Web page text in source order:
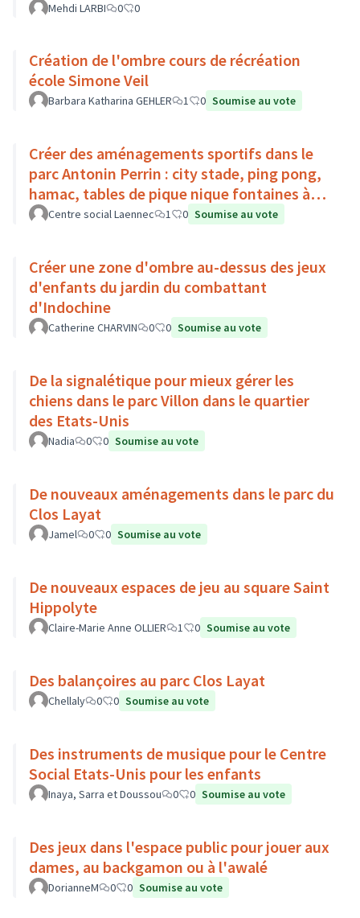
Mehdi LARBI 0 0
Création de l'ombre cours de récréation
école Simone Veil
Barbara Katharina GEHLER 1 0 Soumise au vote
Créer des aménagements sportifs dans le
parc Antonin Perrin : city stade, ping pong,
hamac, tables de pique nique fontaines à
eau toilettes publiques
Centre social Laennec 1 0 Soumise au vote
Créer une zone d'ombre au-dessus des jeux
d'enfants du jardin du combattant
d'Indochine
Catherine CHARVIN 0 0 Soumise au vote
De la signalétique pour mieux gérer les
chiens dans le parc Villon dans le quartier
des Etats-Unis
Nadia 0 0 Soumise au vote
De nouveaux aménagements dans le parc du
Clos Layat
Jamel 0 0 Soumise au vote
De nouveaux espaces de jeu au square Saint
Hippolyte
Claire-Marie Anne OLLIER 1 0 Soumise au vote
Des balançoires au parc Clos Layat
Chellaly 0 0 Soumise au vote
Des instruments de musique pour le Centre
Social Etats-Unis pour les enfants
Inaya, Sarra et Doussou 0 0 Soumise au vote
Des jeux dans l'espace public pour jouer aux
dames, au backgamon ou à l'awalé
DorianneM 0 0 Soumise au vote